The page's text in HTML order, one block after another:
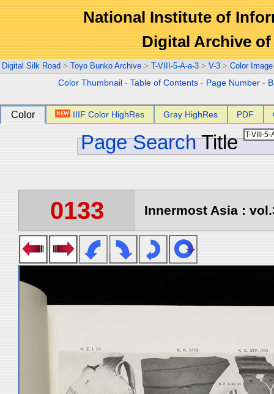
National Institute of
Digital Archive
Digital Silk Road > Toyo Bunko Archive > T-VIII-5-A-a-3 > V-3 > Color Image
Color Thumbnail -Table of Contents - Page Number -
Color IIIF Color HighRes Gray HighRes PDF
Page Search Title
0133 Innermost Asia :